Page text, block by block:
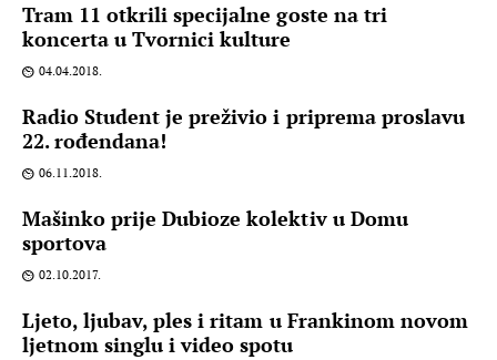
Tram 11 otkrili specijalne goste na tri
koncerta u Tvornici kulture
04.04.2018.
Radio Student je preživio i priprema proslavu
22. rođendana!
06.11.2018.
Mašinko prije Dubioze kolektiv u Domu
sportova
02.10.2017.
Ljeto, ljubav, ples i ritam u Frankinom novom
ljetnom singlu i video spotu